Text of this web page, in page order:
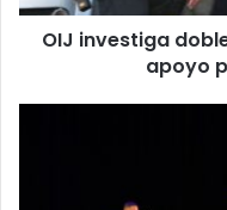
apoyo
paraOIJ investiga
apoyo